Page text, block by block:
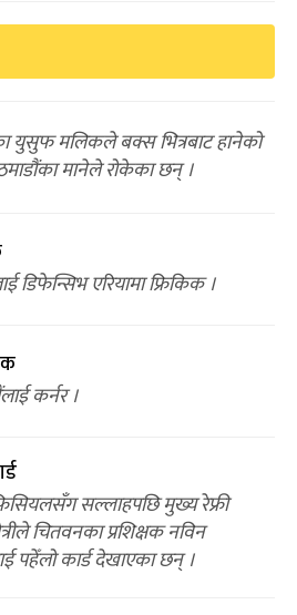
युसुफ मलिकले बक्स भित्रबाट हानेको
मानेले रोकेका छन् ।
डिफेन्सिभ एरियामा फ्रिकिक ।
कर्नर ।
सल्लाहपछि मुख्य रेफ्री
चितवनका प्रशिक्षक नविन
पहेँलो कार्ड देखाएका छन् ।